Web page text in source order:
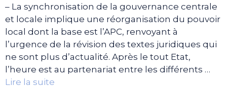
– La synchronisation de la gouvernance centrale
et locale implique une réorganisation du pouvoir
local dont la base est l’APC, renvoyant à
l’urgence de la révision des textes juridiques qui
ne sont plus d’actualité. Après le tout Etat,
l’heure est au partenariat entre les différents …
Lire la suite